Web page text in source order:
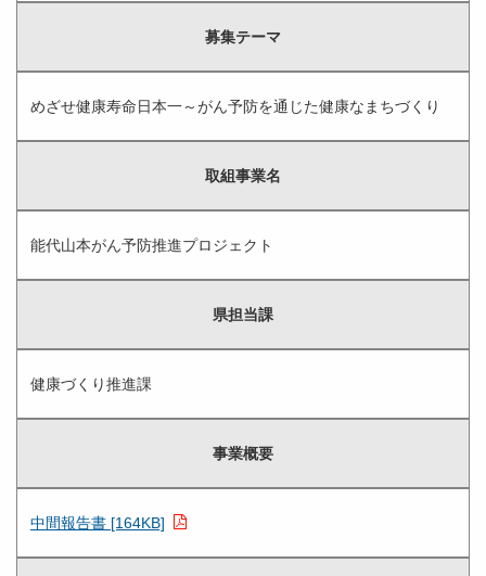
募集テーマ
めざせ健康寿命日本一～がん予防を通じた健康なまちづくり
取組事業名
能代山本がん予防推進プロジェクト
県担当課
健康づくり推進課
事業概要
中間報告書 [164KB]